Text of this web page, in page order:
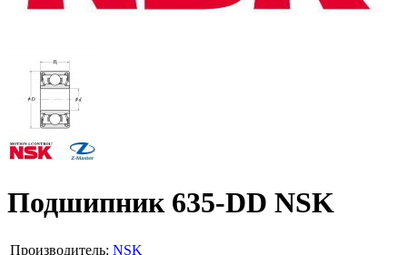
Подшипник 635-DD NSK
Производитель: NSK